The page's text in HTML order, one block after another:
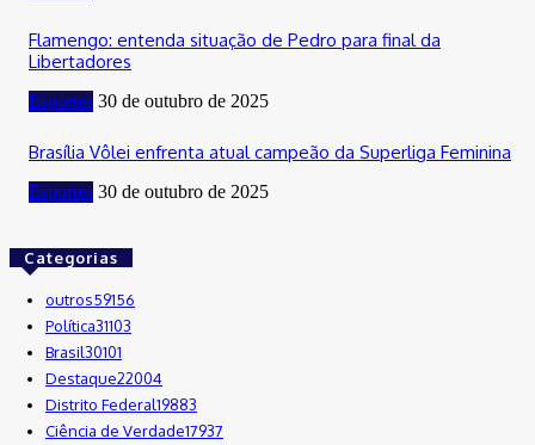
Flamengo: entenda situação de Pedro para final da
Libertadores
Esportes 30 de outubro de 2025
Brasília Vôlei enfrenta atual campeão da Superliga Feminina
Esportes 30 de outubro de 2025
Categorias
outros59156
Política31103
Brasil30101
Destaque22004
Distrito Federal19883
Ciência de Verdade17937